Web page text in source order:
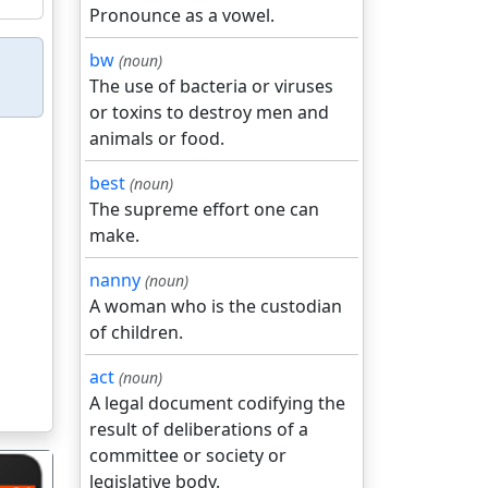
Pronounce as a vowel.
bw (noun)
The use of bacteria or viruses
or toxins to destroy men and
animals or food.
best (noun)
The supreme effort one can
make.
nanny (noun)
A woman who is the custodian
of children.
act (noun)
A legal document codifying the
result of deliberations of a
committee or society or
legislative body.